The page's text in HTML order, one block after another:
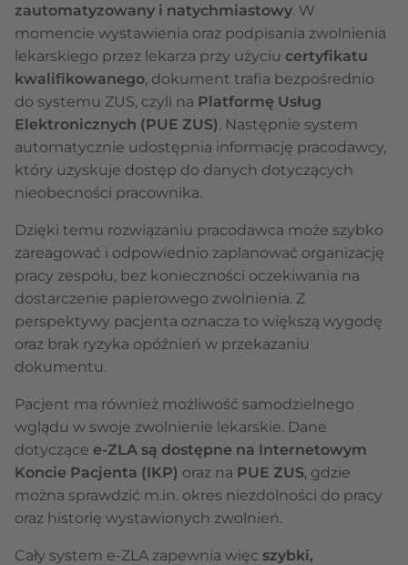
zautomatyzowany i natychmiastowy. W
momencie wystawienia oraz podpisania zwolnienia
lekarskiego przez lekarza przy użyciu certyfikatu
kwalifikowanego, dokument trafia bezpośrednio
do systemu ZUS, czyli na Platformę Usług
Elektronicznych (PUE ZUS). Następnie system
automatycznie udostępnia informację pracodawcy,
który uzyskuje dostęp do danych dotyczących
nieobecności pracownika.
Dzięki temu rozwiązaniu pracodawca może szybko
zareagować i odpowiednio zaplanować organizację
pracy zespołu, bez konieczności oczekiwania na
dostarczenie papierowego zwolnienia. Z
perspektywy pacjenta oznacza to większą wygodę
oraz brak ryzyka opóźnień w przekazaniu
dokumentu.
Pacjent ma również możliwość samodzielnego
wglądu w swoje zwolnienie lekarskie. Dane
dotyczące e-ZLA są dostępne na Internetowym
Koncie Pacjenta (IKP) oraz na PUE ZUS, gdzie
można sprawdzić m.in. okres niezdolności do pracy
oraz historię wystawionych zwolnień.
Cały system e-ZLA zapewnia więc szybki,